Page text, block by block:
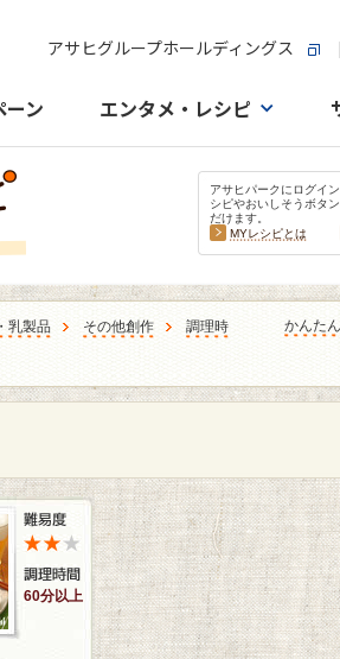
アサヒグループホールディングス
ーン エンタメ・レシピ
アサヒパークにログイ
シピやおいしそうボタ
だけます。
MYレシピとは
乳製品 その他創作
調理時
かんた
60分以上